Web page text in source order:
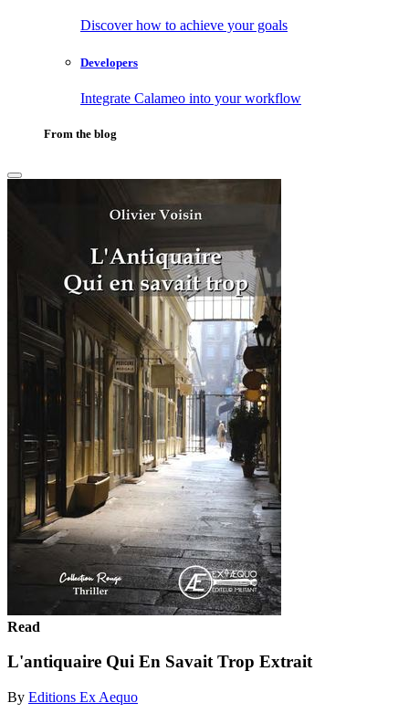
Discover how to achieve your goals
Developers
Integrate Calameo into your workflow
From the blog
Read
L'antiquaire Qui En Savait Trop Extrait
By Editions Ex Aequo